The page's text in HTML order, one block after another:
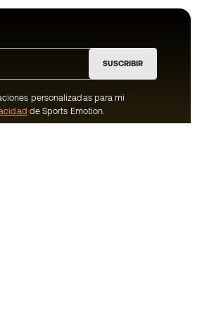
SUSCRIBIR
personalizadas para mi
de Sports Emotion.